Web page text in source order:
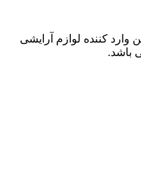
کننده لوازم آرایشی
باشد.